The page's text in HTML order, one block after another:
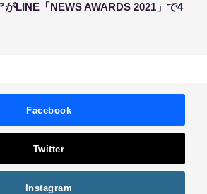
がLINE「NEWS AWARDS 2021」で4
Facebook
Twitter
Instagram